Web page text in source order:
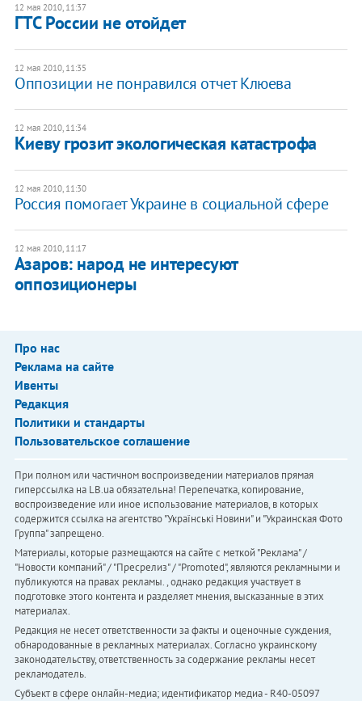
12 мая 2010, 11:37
ГТС России не отойдет
12 мая 2010, 11:35
Оппозиции не понравился отчет Клюева
12 мая 2010, 11:34
Киеву грозит экологическая катастрофа
12 мая 2010, 11:30
Россия помогает Украине в социальной сфере
12 мая 2010, 11:17
Азаров: народ не интересуют
оппозиционеры
Про нас
Реклама на сайте
Ивенты
Редакция
Политики и стандарты
Пользовательское соглашение
При полном или частичном воспроизведении материалов прямая
гиперссылка на LB.ua обязательна! Перепечатка, копирование,
воспроизведение или иное использование материалов, в которых
содержится ссылка на агентство "Українськi Новини" и "Украинская Фото
Группа" запрещено.
Материалы, которые размещаются на сайте с меткой "Реклама" /
"Новости компаний" / "Пресрелиз" / "Promoted", являются рекламными и
публикуются на правах рекламы. , однако редакция участвует в
подготовке этого контента и разделяет мнения, высказанные в этих
материалах.
Редакция не несет ответственности за факты и оценочные суждения,
обнародованные в рекламных материалах. Согласно украинскому
законодательству, ответственность за содержание рекламы несет
рекламодатель.
Субъект в сфере онлайн-медиа; идентификатор медиа - R40-05097